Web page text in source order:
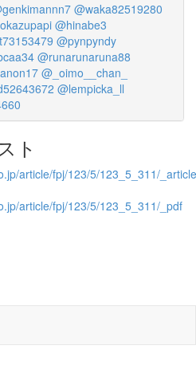
@waka82519280
@hinabe3
@pynpyndy
@runarunaruna88
@_oimo__chan_
@lempicka_ll
ト
article/fpj/123/5/123_5_311/
article/fpj/123/5/123_5_311/_pdf